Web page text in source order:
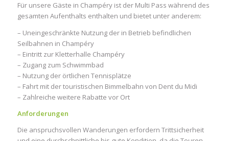
Für unsere Gäste in Champéry ist der Multi Pass während des
gesamten Aufenthalts enthalten und bietet unter anderem:
– Uneingeschränkte Nutzung der in Betrieb befindlichen
Seilbahnen in Champéry
– Eintritt zur Kletterhalle Champéry
– Zugang zum Schwimmbad
– Nutzung der örtlichen Tennisplätze
– Fahrt mit der touristischen Bimmelbahn von Dent du Midi
– Zahlreiche weitere Rabatte vor Ort
Anforderungen
Die anspruchsvollen Wanderungen erfordern Trittsicherheit